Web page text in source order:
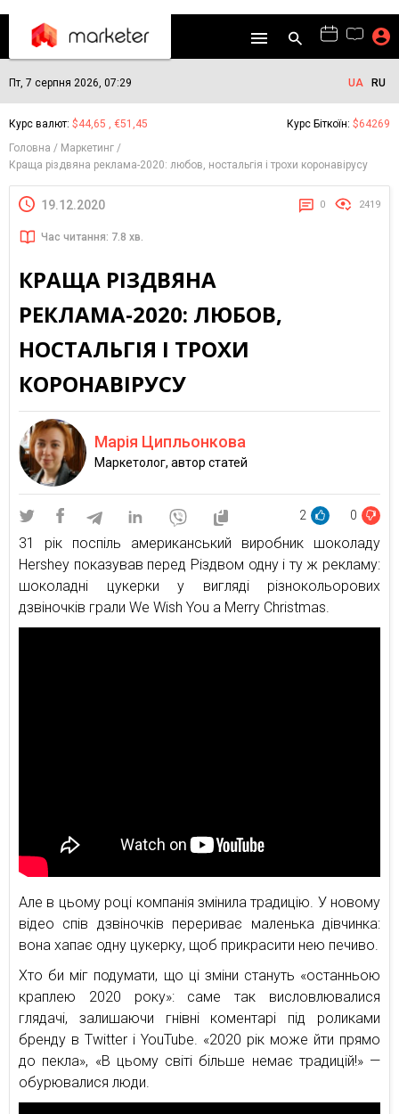
Пт, 7 серпня 2026, 07:29 UA RU
Курс валют: $44,65 , €51,45 Курс Біткоїн: $64269
Головна
Маркетинг
Краща різдвяна реклама-2020: любов, ностальгія і трохи коронавірусу
19.12.2020 0 2419
Час читання: 7.8 хв.
КРАЩА РІЗДВЯНА
РЕКЛАМА-2020: ЛЮБОВ,
НОСТАЛЬГІЯ І ТРОХИ
КОРОНАВІРУСУ
Марія Ципльонкова
Маркетолог, автор статей
2 0
31 рік поспіль американський виробник шоколаду
Hershey показував перед Різдвом одну і ту ж рекламу:
шоколадні цукерки у вигляді різнокольорових
дзвіночків грали We Wish You a Merry Christmas.
Але в цьому році компанія змінила традицію. У новому
відео спів дзвіночків перериває маленька дівчинка:
вона хапає одну цукерку, щоб прикрасити нею печиво.
Хто би міг подумати, що ці зміни стануть «останньою
краплею 2020 року»: саме так висловлювалися
глядачі, залишаючи гнівні коментарі під роликами
бренду в Twitter і YouTube. «2020 рік може йти прямо
до пекла», «В цьому світі більше немає традицій!» —
обурювалися люди.